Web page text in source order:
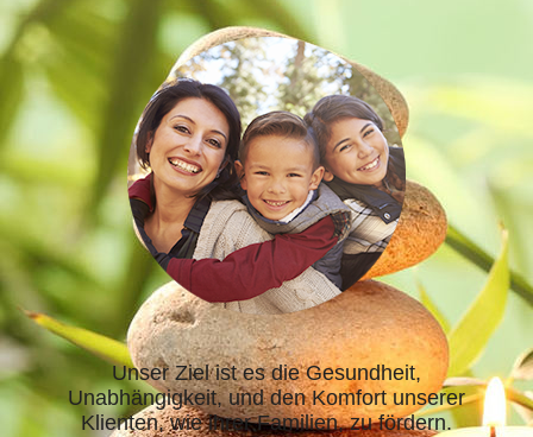
Unser Ziel ist es die Gesundheit,
Unabhängigkeit, und den Komfort unserer
Klienten, wie ihrer Familien, zu fördern.